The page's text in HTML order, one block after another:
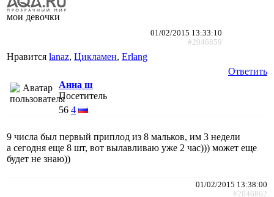
мои девочки
01/02/2015 13:33:10
#2046859
Нравится lanaz, Цикламен, Erlang
Ответить
Анна ш
Посетитель
56 4
9 числа был первый приплод из 8 мальков, им 3 недели
а сегодня еще 8 шт, вот вылавливаю уже 2 час))) может еще
будет не знаю))
01/02/2015 13:38:00
#2046862